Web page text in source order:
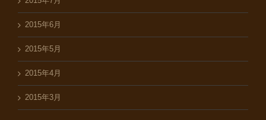
2015年6月
2015年5月
2015年4月
2015年3月